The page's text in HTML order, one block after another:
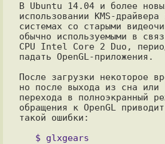
В Ubuntu 14.04 и более
использовании KMS-
системах со старыми
обычно используемыми в
CPU Intel Core 2 Duo,
падать OpenGL-приложения.
После загрузки некоторое
но после выхода из сна или
перехода в полноэкранный
обращения к OpenGL
такой ошибки: